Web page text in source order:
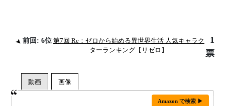
前回: 6位 第7回 Re：ゼロから始める異世界生活 人気キャラク
ターランキング【リゼロ】
1
票
Amazon で検索 ▶